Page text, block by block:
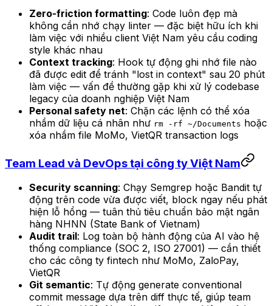
Zero-friction formatting: Code luôn đẹp mà
không cần nhớ chạy linter — đặc biệt hữu ích khi
làm việc với nhiều client Việt Nam yêu cầu coding
style khác nhau
Context tracking: Hook tự động ghi nhớ file nào
đã được edit để tránh "lost in context" sau 20 phút
làm việc — vấn đề thường gặp khi xử lý codebase
legacy của doanh nghiệp Việt Nam
Personal safety net: Chặn các lệnh có thể xóa
nhầm dữ liệu cá nhân như rm -rf ~/Documents hoặc
xóa nhầm file MoMo, VietQR transaction logs
Team Lead và DevOps tại công ty Việt Nam
Security scanning: Chạy Semgrep hoặc Bandit tự
động trên code vừa được viết, block ngay nếu phát
hiện lỗ hổng — tuân thủ tiêu chuẩn bảo mật ngân
hàng NHNN (State Bank of Vietnam)
Audit trail: Log toàn bộ hành động của AI vào hệ
thống compliance (SOC 2, ISO 27001) — cần thiết
cho các công ty fintech như MoMo, ZaloPay,
VietQR
Git semantic: Tự động generate conventional
commit message dựa trên diff thực tế, giúp team